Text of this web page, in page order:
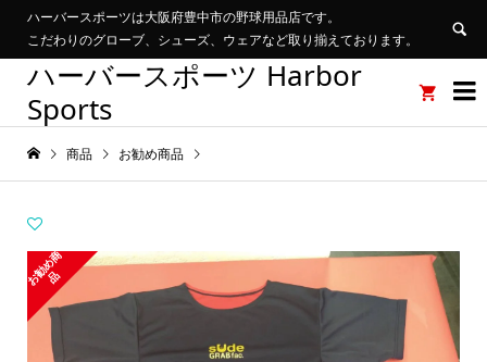
ハーバースポーツは大阪府豊中市の野球用品店です。
こだわりのグローブ、シューズ、ウェアなど取り揃えております。

ハーバースポーツ Harbor
Sports

商品 お勧め商品
お
勧
め
商
品